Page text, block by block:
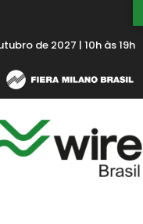
de 2027 | 10h às 19h